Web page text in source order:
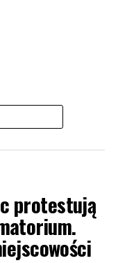
protestują